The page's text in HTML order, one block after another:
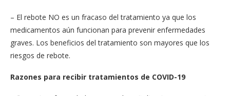
– El rebote NO es un fracaso del tratamiento ya que los
medicamentos aún funcionan para prevenir enfermedades
graves. Los beneficios del tratamiento son mayores que los
riesgos de rebote.
Razones para recibir tratamientos de COVID-19